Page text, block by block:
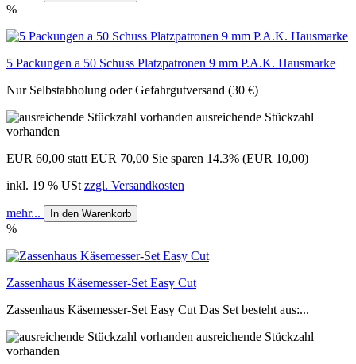
%
5 Packungen a 50 Schuss Platzpatronen 9 mm P.A.K. Hausmarke
Nur Selbstabholung oder Gefahrgutversand (30 €)
ausreichende Stückzahl
vorhanden
EUR 60,00 statt EUR 70,00 Sie sparen 14.3% (EUR 10,00)
inkl. 19 % USt zzgl. Versandkosten
mehr... In den Warenkorb
%
Zassenhaus Käsemesser-Set Easy Cut
Zassenhaus Käsemesser-Set Easy Cut Das Set besteht aus:...
ausreichende Stückzahl
vorhanden